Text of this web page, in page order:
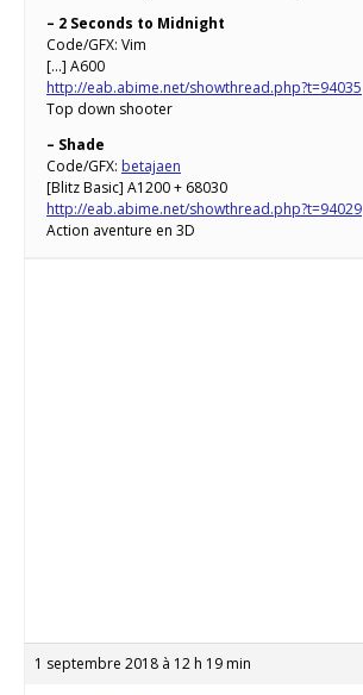
– 2 Seconds to Midnight
Code/GFX: Vim
[…] A600
http://eab.abime.net/showthread.php?t=94035
Top down shooter
– Shade
Code/GFX: betajaen
[Blitz Basic] A1200 + 68030
http://eab.abime.net/showthread.php?t=94029
Action aventure en 3D
1 septembre 2018 à 12 h 19 min